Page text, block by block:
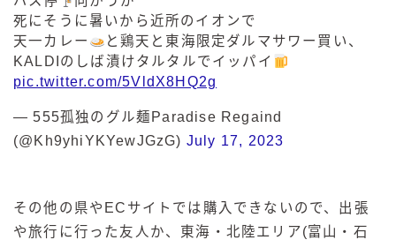
死にそうに暑いから近所のイオンで
天一カレー
と鶏天と東海限定ダルマサワー買い、
KALDIのしば漬けタルタルでイッパイ
pic.twitter.com/5VldX8HQ2g
— 555孤独のグル麺Paradise Regaind
(@Kh9yhiYKYewJGzG) July 17, 2023
その他の県やECサイトでは購入できないので、出張
や旅行に行った友人か、東海・北陸エリア(富山・石